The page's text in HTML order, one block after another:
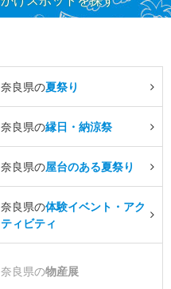
奈良県の夏祭り
奈良県の縁日・納涼祭
奈良県の屋台のある夏祭り
奈良県の体験イベント・アク
ティビティ
奈良県の物産展